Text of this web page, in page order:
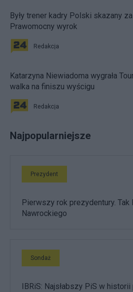
Były trener kadry Polski skazany
Prawomocny wyrok
Redakcja
Katarzyna Niewiadoma wygrała
walka na finiszu wyścigu
Redakcja
Najpopularniejsze
Prezydent
Pierwszy rok prezydentury. Tak
Nawrockiego
Sondaż
IBRiS: Najsłabszy PiS w historii